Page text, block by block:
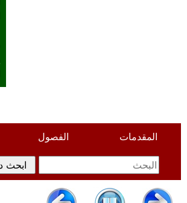
المقدمات الفصول